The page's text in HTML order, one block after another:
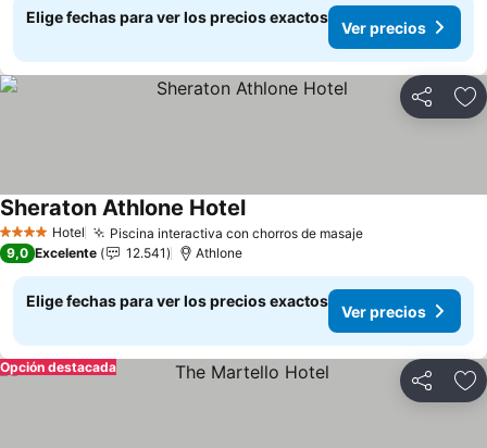
Elige fechas para ver los precios exactos
Ver precios
Compartir
4 EstrellasHotel Piscina interactiva con chorros de masajeVer precios
Sheraton Athlone HotelVer precios
9,0 Excelente 12.541 Athlone
Elige fechas para ver los precios exactos
Ver precios
Compartir
Opción destacada